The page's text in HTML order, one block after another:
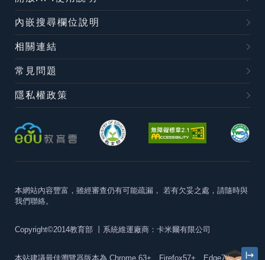
內嵌搜尋欄位說明
相關連結
常見問題
隱私權政策
本網站內容豐富，雖經審查仍有可能疏漏， 若有欠妥之處，請隨時與
我們聯絡。
Copyright©2014教育部 丨系統維運廠商：卡米爾有限公司
本站建議最佳瀏覽器版本為 Chrome 63+、Firefox57+、Edge79+及